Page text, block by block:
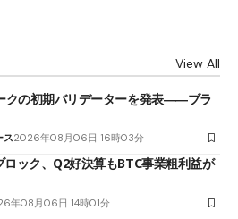
View All
クの初期バリデーターを発表――ブラ
ス2026年08月06日 16時03分
ック、Q2好決算もBTC事業粗利益が
年08月06日 14時01分